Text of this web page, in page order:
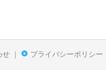
せ | プライバシーポリシー